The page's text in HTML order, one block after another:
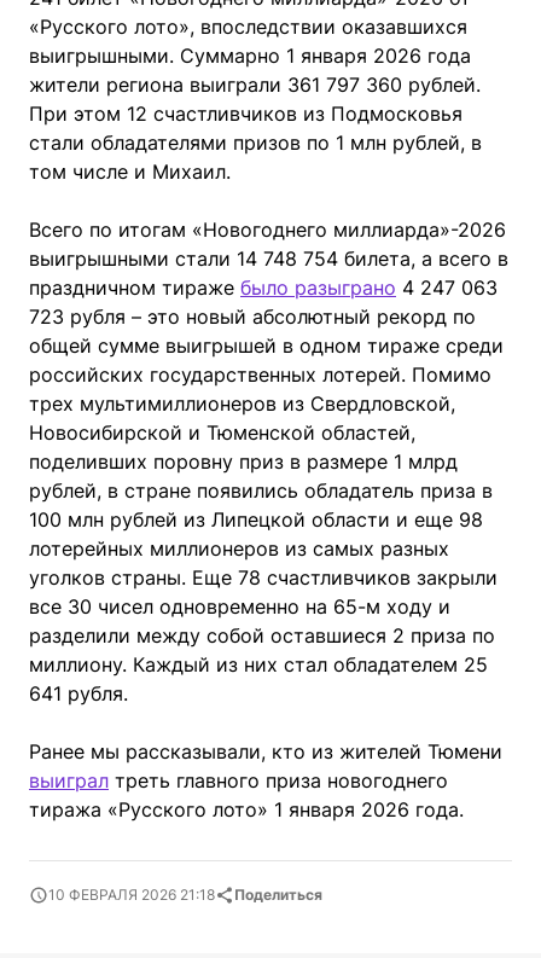
«Русского лото», впоследствии оказавшихся
выигрышными. Суммарно 1 января 2026 года
жители региона выиграли 361 797 360 рублей.
При этом 12 счастливчиков из Подмосковья
стали обладателями призов по 1 млн рублей, в
том числе и Михаил.
Всего по итогам «Новогоднего миллиарда»-2026
выигрышными стали 14 748 754 билета, а всего в
праздничном тираже было разыграно 4 247 063
723 рубля – это новый абсолютный рекорд по
общей сумме выигрышей в одном тираже среди
российских государственных лотерей. Помимо
трех мультимиллионеров из Свердловской,
Новосибирской и Тюменской областей,
поделивших поровну приз в размере 1 млрд
рублей, в стране появились обладатель приза в
100 млн рублей из Липецкой области и еще 98
лотерейных миллионеров из самых разных
уголков страны. Еще 78 счастливчиков закрыли
все 30 чисел одновременно на 65-м ходу и
разделили между собой оставшиеся 2 приза по
миллиону. Каждый из них стал обладателем 25
641 рубля.
Ранее мы рассказывали, кто из жителей Тюмени
выиграл треть главного приза новогоднего
тиража «Русского лото» 1 января 2026 года.
10 ФЕВРАЛЯ 2026 21:18 Поделиться